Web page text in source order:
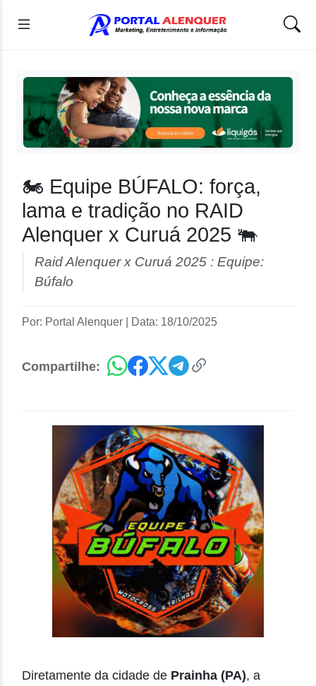
🏍️ Equipe BÚFALO: força,
lama e tradição no RAID
Alenquer x Curuá 2025 🐃
Raid Alenquer x Curuá 2025 : Equipe:
Búfalo
Por: Portal Alenquer Data: 18/10/2025
Compartilhe:
Diretamente da cidade de Prainha (PA), a